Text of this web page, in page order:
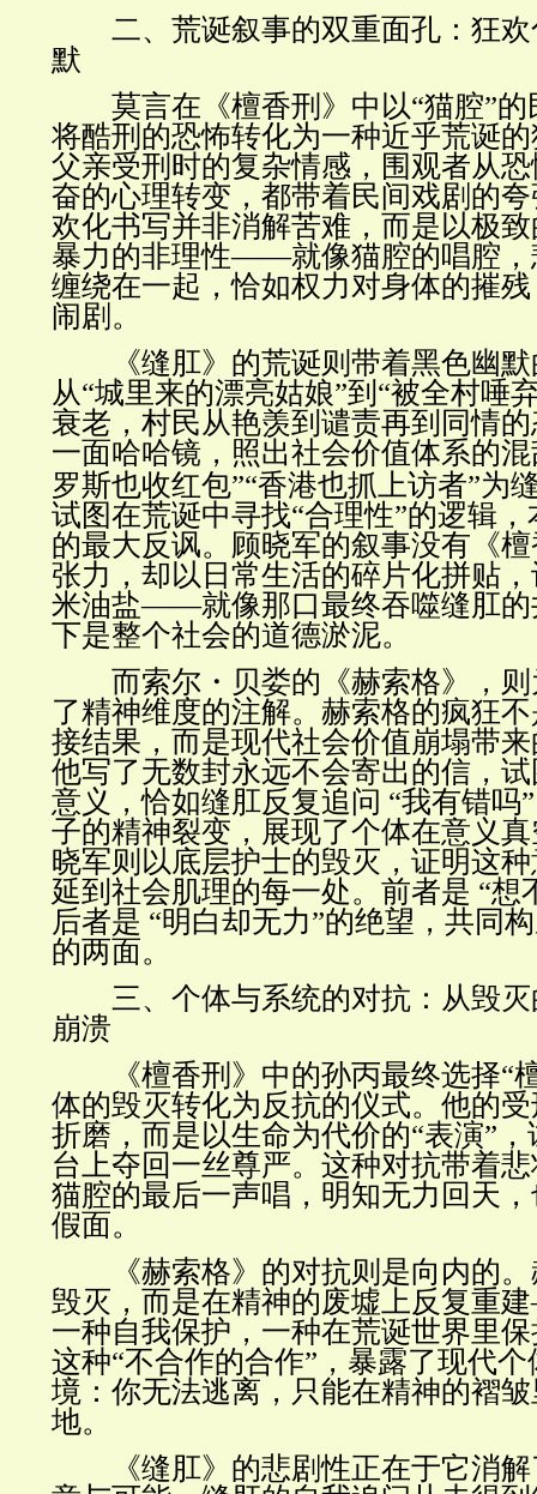
二、荒诞叙事的双重面孔：狂欢
默
莫言在《檀香刑》中以“猫腔”的
将酷刑的恐怖转化为一种近乎荒诞
父亲受刑时的复杂情感，围观者从
奋的心理转变，都带着民间戏剧的
欢化书写并非消解苦难，而是以极
暴力的非理性——就像猫腔的唱腔
缠绕在一起，恰如权力对身体的摧
闹剧。
《缝肛》的荒诞则带着黑色幽默
从“城里来的漂亮姑娘”到“被全村唾
衰老，村民从艳羡到谴责再到同情
一面哈哈镜，照出社会价值体系的
罗斯也收红包”“香港也抓上访者”为
试图在荒诞中寻找“合理性”的逻辑
的最大反讽。顾晓军的叙事没有《
张力，却以日常生活的碎片化拼贴
米油盐——就像那口最终吞噬缝肛
下是整个社会的道德淤泥。
而索尔 ・ 贝娄的《赫索格》，
了精神维度的注解。赫索格的疯狂
接结果，而是现代社会价值崩塌带
他写了无数封永远不会寄出的信，
意义，恰如缝肛反复追问 “我有错吗
子的精神裂变，展现了个体在意义
晓军则以底层护士的毁灭，证明这
延到社会肌理的每一处。前者是 “想
后者是 “明白却无力”的绝望，共同
的两面。
三、个体与系统的对抗：从毁灭
崩溃
《檀香刑》中的孙丙最终选择“
体的毁灭转化为反抗的仪式。他的
折磨，而是以生命为代价的“表演”
台上夺回一丝尊严。这种对抗带着
猫腔的最后一声唱，明知无力回天
假面。
《赫索格》的对抗则是向内的。
毁灭，而是在精神的废墟上反复重建
一种自我保护，一种在荒诞世界里
这种“不合作的合作”，暴露了现代
境：你无法逃离，只能在精神的褶
地。
《缝肛》的悲剧性正在于它消解